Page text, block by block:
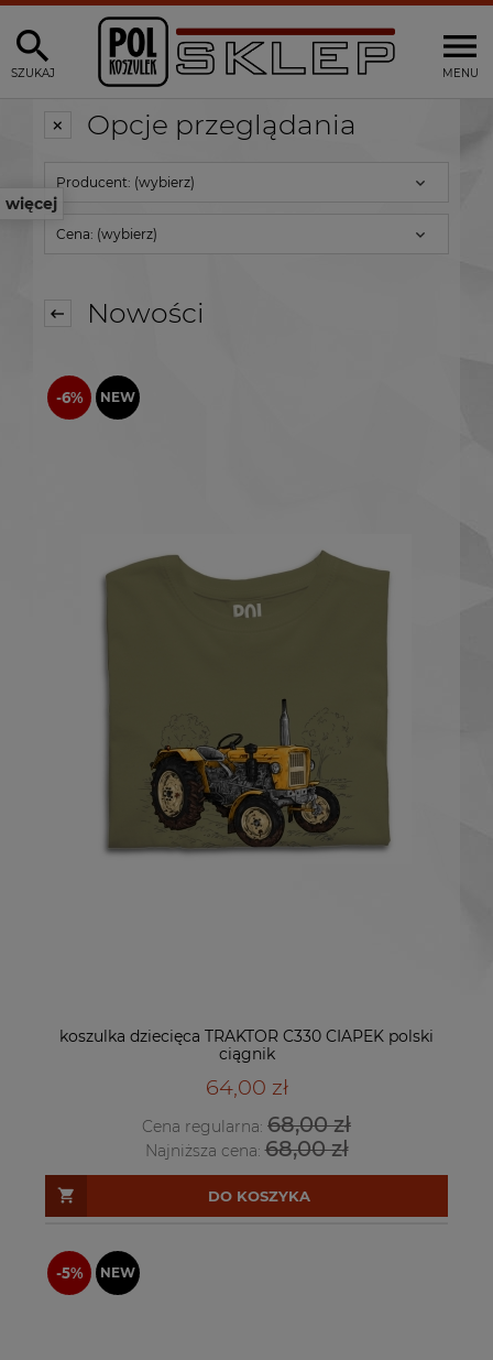
MENU
SZUKAJ
więcej
Opcje przeglądania
Producent: (wybierz)
Cena: (wybierz)
Nowości
koszulka dziecięca TRAKTOR C330 CIAPEK polski
ciągnik
64,00 zł
Cena regularna: 68,00 zł
Najniższa cena:68,00 zł
DO KOSZYKA